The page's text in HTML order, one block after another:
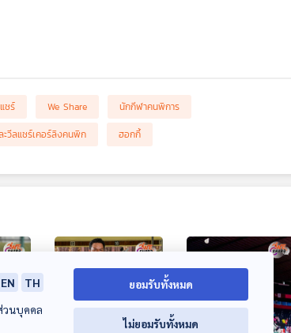
ชร์ We Share
นักกีฬาคนพิการ
วีลแชร์เคอร์ลิงคนพิก ฮอกกี้
EN
TH
วนบุคคล
ยอมรับทั้งหมด
ไม่ยอมรับทั้งหมด